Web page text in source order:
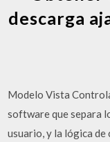
descarga
Modelo Vista
software que separa
usuario, y la lógica